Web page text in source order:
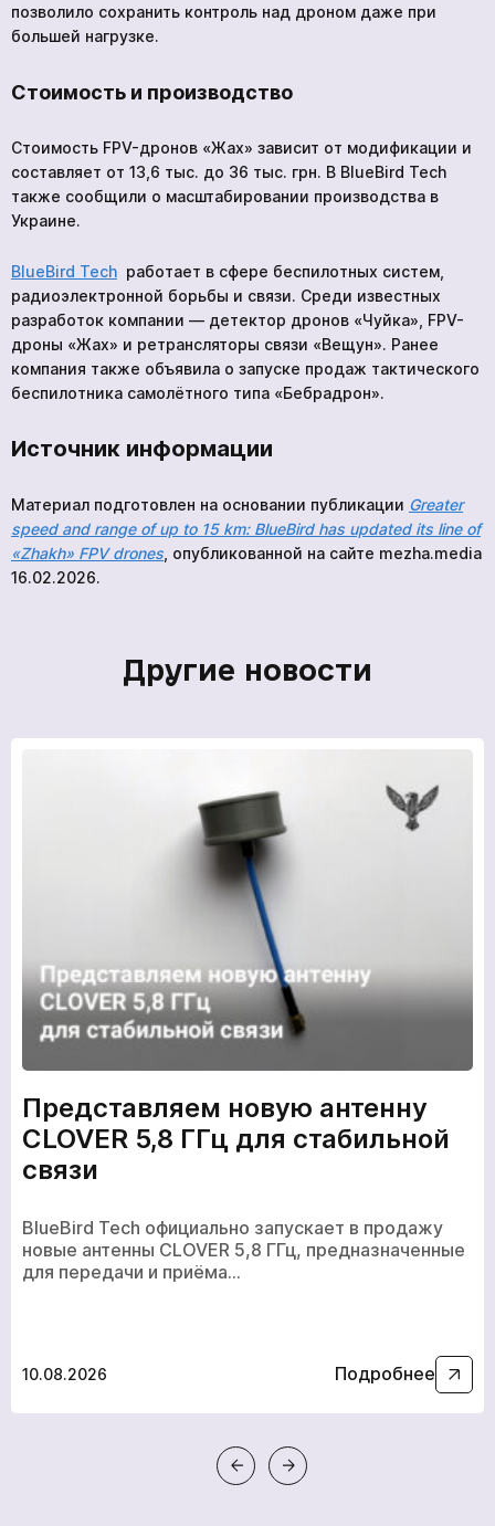
позволило сохранить контроль над дроном даже при
большей нагрузке.
Стоимость и производство
Стоимость FPV-дронов «Жах» зависит от модификации и
составляет от 13,6 тыс. до 36 тыс. грн. В BlueBird Tech
также сообщили о масштабировании производства в
Украине.
BlueBird Tech работает в сфере беспилотных систем,
радиоэлектронной борьбы и связи. Среди известных
разработок компании — детектор дронов «Чуйка», FPV-
дроны «Жах» и ретрансляторы связи «Вещун». Ранее
компания также объявила о запуске продаж тактического
беспилотника самолётного типа «Бебрадрон».
Источник информации
Материал подготовлен на основании публикации Greater
speed and range of up to 15 km: BlueBird has updated its line of
«Zhakh» FPV drones , опубликованной на сайте mezha.media
16.02.2026.
Другие новости
Представляем новую антенну
CLOVER 5,8 ГГц для стабильной
связи
BlueBird Tech официально запускает в продажу
новые антенны CLOVER 5,8 ГГц, предназначенные
для передачи и приёма…
10.08.2026 Подробнее